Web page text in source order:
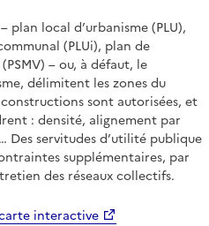
plan local d’urbanisme (PLU),
(PLUi), plan de
– ou, à défaut, le
délimitent les zones du
sont autorisées, et
: densité, alignement par
Des servitudes d’utilité publique
supplémentaires, par
des réseaux collectifs.
interactive